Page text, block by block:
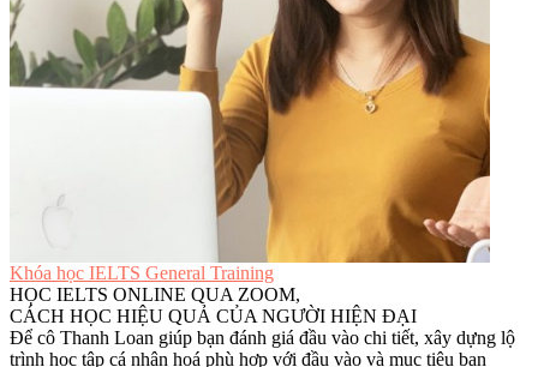
Khóa học IELTS General Training
HỌC IELTS ONLINE QUA ZOOM,
CÁCH HỌC HIỆU QUẢ CỦA NGƯỜI HIỆN ĐẠI
Để cô Thanh Loan giúp bạn đánh giá đầu vào chi tiết, xây dựng lộ
trình học tập cá nhân hoá phù hợp với đầu vào và mục tiêu bạn